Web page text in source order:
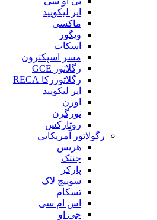
ایر لیکویید
ماکسی
ویگور
اسکات
مسر اسپکترون
رگلاتور GCE
رگلاتوررکا RECA
ایر لیکویید
اورن
نورگرن
روتارکس
رگولاتور آمریکایی
هریس
جنتک
پارکر
سوییچ لاک
تسکام
اس ام سی
جی او